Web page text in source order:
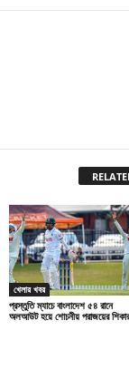
খেলার খবর
প্রস্তুতি ম্যাচে বাংলাদেশ ৫৪ রানে
অলআউট হয়ে শোচনীয় পরাজয়ের শিকার